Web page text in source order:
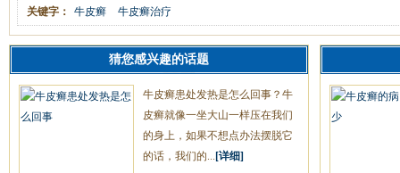
关键字： 牛皮癣 牛皮癣治疗
猜您感兴趣的话题
牛皮癣患处发热是怎么回事？牛
皮癣就像一坐大山一样压在我们
的身上，如果不想点办法摆脱它
的话，我们的... [详细]